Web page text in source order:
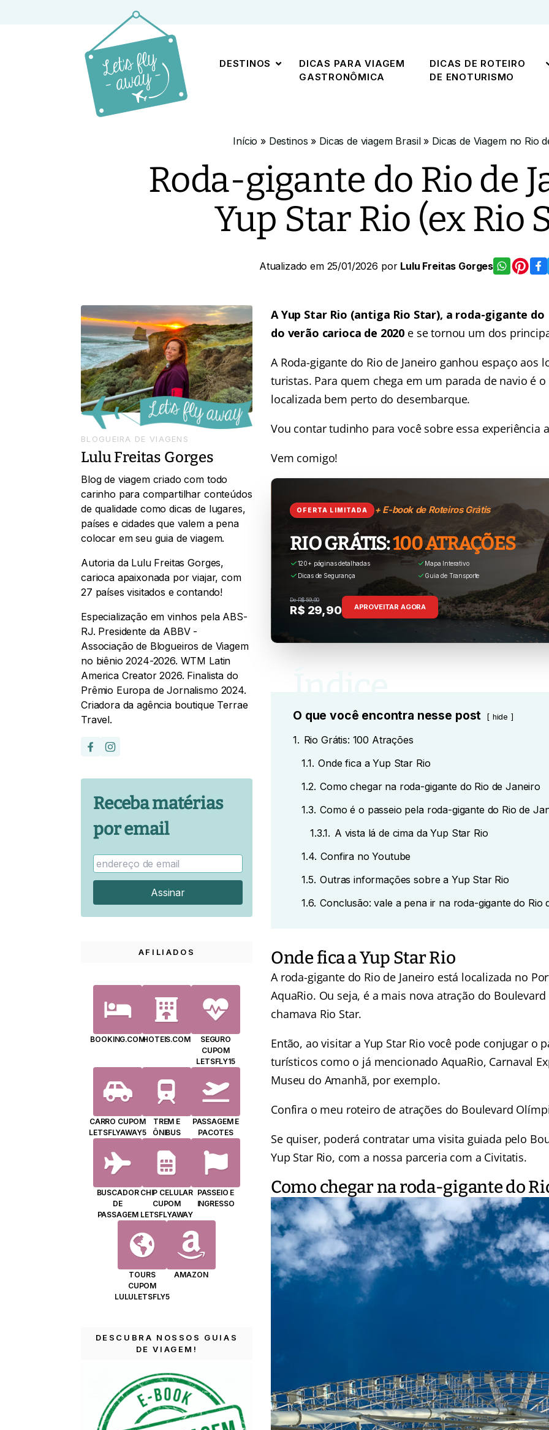
DESTINOS
DICAS PARA VIAGEM
GASTRONÔMICA
DICAS DE ROTEIRO
DE ENOTURISMO
Início » Destinos » Dicas de viagem Brasil» Dicas de Viagem no Rio
Roda-gigante do Rio de
Yup Star Rio (ex Rio
Atualizado em 25/01/2026 por Lulu Freitas Gorges
A Yup Star Rio (antiga Rio Star), a roda-gigante
do verão carioca de 2020 e se tornou um dos
A Roda-gigante do Rio de Janeiro ganhou espaço aos
turistas. Para quem chega em um parada de navio é
localizada bem perto do desembarque.
Vou contar tudinho para você sobre essa experiência
Vem comigo!
OFERTA LIMITADA + E-book de Roteiros Grátis
RIO GRÁTIS:100 ATRAÇÕES
120+ páginas detalhadas
Mapa Interativo
Dicas de Segurança
Guia de Transporte
De R$ 59,90
R$ 29,90 APROVEITAR AGORA
O que você encontra nesse post hide
1. Rio Grátis: 100 Atrações
1.1. Onde fica a Yup Star Rio
1.2. Como chegar na roda-gigante do Rio de Janeiro
1.3. Como é o passeio pela roda-gigante do Rio de
1.3.1. A vista lá de cima da Yup Star Rio
1.4. Confira no Youtube
1.5. Outras informações sobre a Yup Star Rio
1.6. Conclusão: vale a pena ir na roda-gigante do Rio
Onde fica a Yup Star Rio
A roda-gigante do Rio de Janeiro está localizada no
AquaRio. Ou seja, é a mais nova atração do
chamava Rio Star.
Então, ao visitar a Yup Star Rio você pode conjugar o
turísticos como o já mencionado AquaRio, Carnaval
Museu do Amanhã, por exemplo.
Confira o meu roteiro de atrações do Boulevard
Se quiser, poderá contratar uma visita guiada pelo
Yup Star Rio, com a nossa parceria com a Civitatis.
Como chegar na roda-gigante do
BLOGUEIRA DE VIAGENS
Lulu Freitas Gorges
Blog de viagem criado com todo
carinho para compartilhar conteúdos
de qualidade como dicas de lugares,
países e cidades que valem a pena
colocar em seu guia de viagem.
Autoria da Lulu Freitas Gorges,
carioca apaixonada por viajar, com
27 países visitados e contando!
Especialização em vinhos pela ABS-
RJ. Presidente da ABBV -
Associação de Blogueiros de Viagem
no biênio 2024-2026. WTM Latin
America Creator 2026. Finalista do
Prêmio Europa de Jornalismo 2024.
Criadora da agência boutique Terrae
Travel.
Receba matérias
por email
AFILIADOS
BOOKING.COMHOTEIS.COM
SEGURO
CUPOM
LETSFLY15
CARRO CUPOM
LETSFLYAWAY5
TREM E
ÔNIBUS
PASSAGEM E
PACOTES
BUSCADOR
DE
PASSAGEM
CHIP CELULAR
CUPOM
LETSFLYAWAY
PASSEIO E
INGRESSO
TOURS
CUPOM
LULULETSFLY5
AMAZON
DESCUBRA NOSSOS GUIAS
DE VIAGEM!